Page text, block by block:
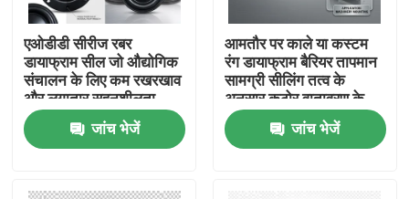
एओडीडी सीरीज रबर
डायाफ्राम सील जो औद्योगिक
संचालन के लिए कम रखरखाव
और लगातार सहनशीलता
±0.02 मिमी प्रदान करती है
जांच भेजें
आमतौर पर काले या कस्टम
रंग डायाफ्राम बैरियर तापमान
सामग्री सीलिंग तत्व के
अनुसार कठोर वातावरण के
लिए उपयुक्त
जांच भेजें